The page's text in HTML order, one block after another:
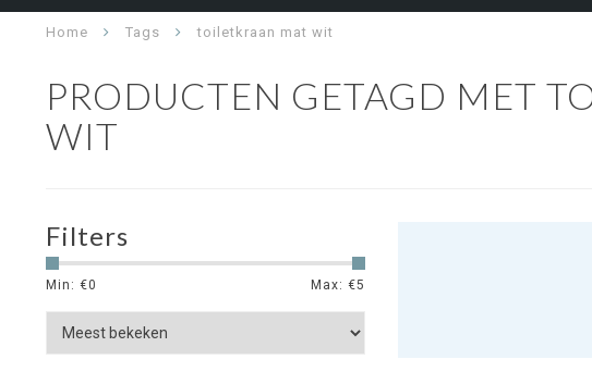
Home Tags toiletkraan mat wit
PRODUCTEN GETAGD MET
WIT
Filters
Min: €0 Max: €5